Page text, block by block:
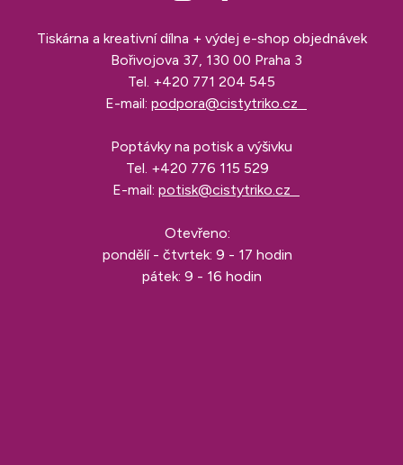
Tiskárna a kreativní dílna + výdej e-shop objednávek
Bořivojova 37, 130 00 Praha 3
Tel. +420 771 204 545
E-mail: podpora@cistytriko.cz
Poptávky na potisk a výšivku
Tel. +420 776 115 529
E-mail: potisk@cistytriko.cz
Otevřeno:
pondělí - čtvrtek: 9 - 17 hodin
pátek: 9 - 16 hodin